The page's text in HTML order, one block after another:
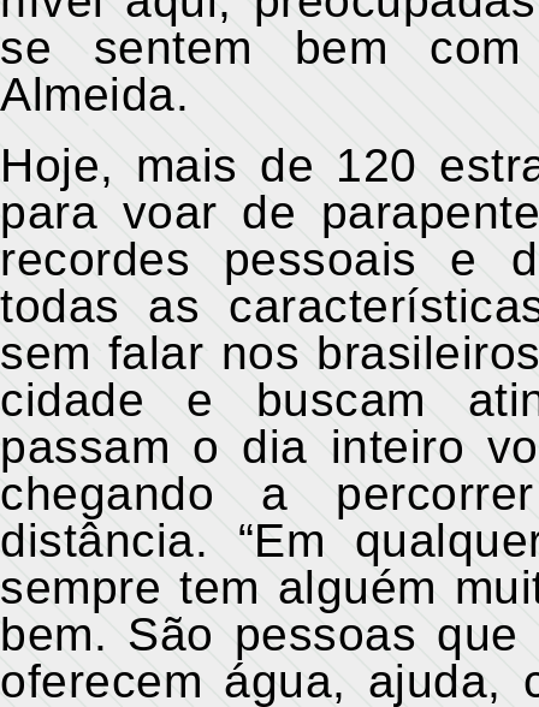
se sentem bem
Almeida.
Hoje, mais de 120
para voar de
recordes pessoais e
todas as
sem falar nos
cidade e buscam
passam o dia inteiro
chegando a
distância. “Em
sempre tem alguém
bem. São pessoas
oferecem água, ajuda,